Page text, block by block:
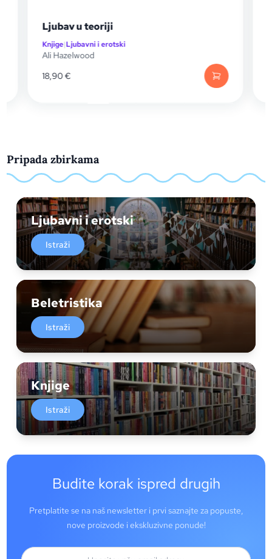
Ljubav u teoriji
Knjige|Ljubavni i erotski
Ali Hazelwood
18,90€
Pripada zbirkama
Ljubavni i erotski
Istraži
Beletristika
Istraži
Knjige
Istraži
Budite korak ispred drugih
Pretplatite se na naš newsletter i prvi saznajte za popuste,
nove proizvode i ekskluzivne ponude!